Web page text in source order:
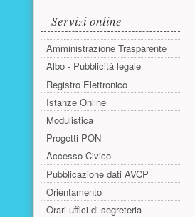
Menu laterale
Servizi online
Amministrazione Trasparente
Albo - Pubblicità legale
Registro Elettronico
Istanze Online
Modulistica
Progetti PON
Accesso Civico
Pubblicazione dati AVCP
Orientamento
Orari uffici di segreteria